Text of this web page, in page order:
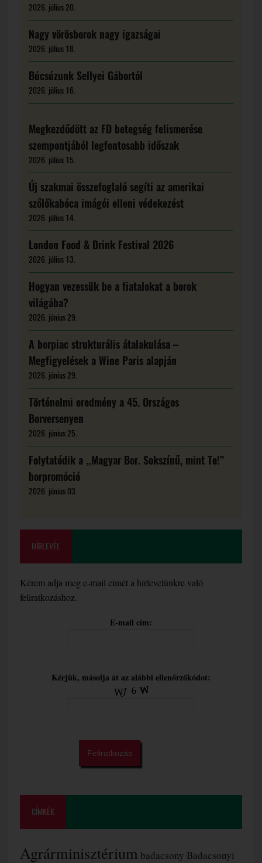
2026. július 20.
Nagy vörösborok nagy igazságai
2026. július 18.
Búcsúzunk Sellyei Gábortól
2026. július 16.
Megkezdődött az FD betegség felismerése
szempontjából legfontosabb időszak
2026. július 15.
Új szakmai összefoglaló segíti az amerikai
szőlőkabóca imágói elleni védekezést
2026. július 14.
London Food & Drink Festival 2026
2026. július 13.
Hogyan vezessük be a fiatalokat a borok
világába?
2026. június 29.
A borpiac strukturális átalakulása –
Megfigyelések a Wine Paris alapján
2026. június 29.
Történelmi eredmény a 45. Országos
Borversenyen
2026. június 25.
Folytatódik a „Magyar Bor. Sokszínű, mint Te!”
borpromóció
2026. június 03.
HÍRLEVÉL
Kérem adja meg e-mail címét a hírlevelünkre való
feliratkozáshoz.
E-mail cím:
Kérjük, másolja át az alábbi ellenőrzőkódot:
CÍMKÉK
Agrárminisztérium badacsony Badacsonyi